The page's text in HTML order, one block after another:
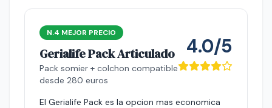
N.4 MEJOR PRECIO
Gerialife Pack Articulado
Pack somier + colchon compatible
desde 280 euros
4.0/5
El Gerialife Pack es la opcion mas economica